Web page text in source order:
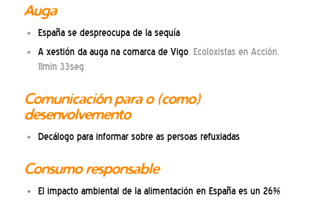
Auga
España se despreocupa de la sequía
A xestión da auga na comarca de Vigo. Ecoloxistas en Acción.
11min 33seg
Comunicación para o (como)
desenvolvemento
Decálogo para informar sobre as persoas refuxiadas
Consumo responsable
El impacto ambiental de la alimentación en España es un 26%